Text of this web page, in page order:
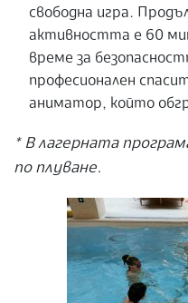
свободна игра.
активността е 60
време за
професионален
аниматор, който
* В лагерната
по плуване.